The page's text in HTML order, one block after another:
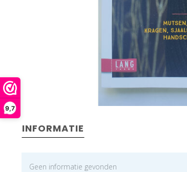
9,7
INFORMATIE
Geen informatie gevonden